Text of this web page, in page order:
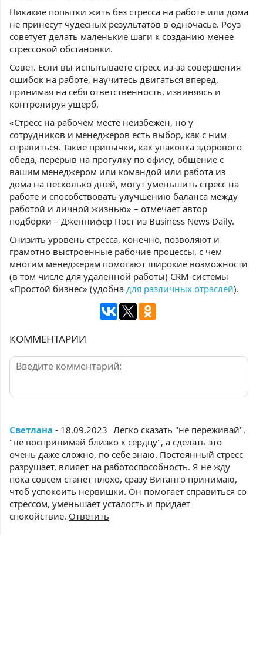
Никакие попытки жить без стресса на работе или дома
не принесут чудесных результатов в одночасье. Роуз
советует делать маленькие шаги к созданию менее
стрессовой обстановки.
Совет. Если вы испытываете стресс из-за совершения
ошибок на работе, научитесь двигаться вперед,
принимая на себя ответственность, извиняясь и
контролируя ущерб.
«Стресс на рабочем месте неизбежен, но у
сотрудников и менеджеров есть выбор, как с ним
справиться. Такие привычки, как упаковка здорового
обеда, перерыв на прогулку по офису, общение с
вашим менеджером или командой или работа из
дома на несколько дней, могут уменьшить стресс на
работе и способствовать улучшению баланса между
работой и личной жизнью» – отмечает автор
подборки – Дженнифер Пост из Business News Daily.
Снизить уровень стресса, конечно, позволяют и
грамотно выстроенные рабочие процессы, с чем
многим менеджерам помогают широкие возможности
(в том числе для удаленной работы) CRM-системы
«Простой бизнес» (удобна для различных отраслей).
КОММЕНТАРИИ
Светлана - 18.09.2023 Легко сказать "не переживай",
"не воспринимай близко к сердцу", а сделать это
очень даже сложно, по себе знаю. Постоянный стресс
разрушает, влияет на работоспособность. Я не жду
пока совсем станет плохо, сразу Витанго принимаю,
чтоб успокоить нервишки. Он помогает справиться со
стрессом, уменьшает усталость и придает
спокойствие. Ответить